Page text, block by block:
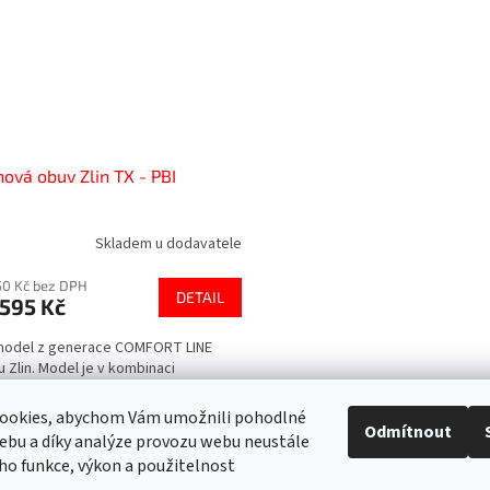
abychom Vám umožnili pohodlné
a díky analýze provozu webu neustále
funkce, výkon a použitelnost
Odmítnout
obuv Zlin TX - PBI
Skladem u dodavatele
Kč bez DPH
Kč DETAIL
z generace COMFORT LINE
Zlin. Model je v kombinaci
nehořlavých materiálů, které se
na výrobu hasičských...
O